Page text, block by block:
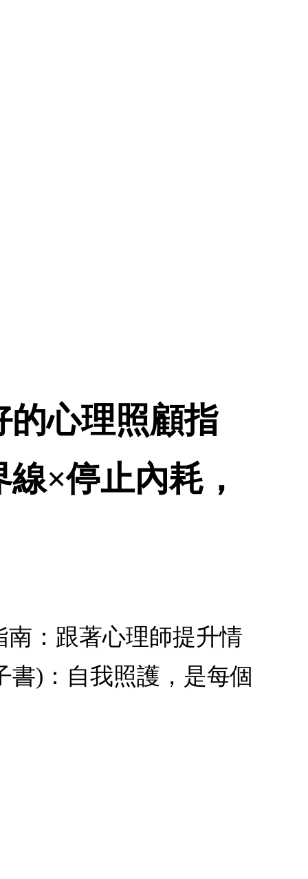
的心理照顧指
×停止內耗，
：跟著心理師提升情
)：自我照護，是每個